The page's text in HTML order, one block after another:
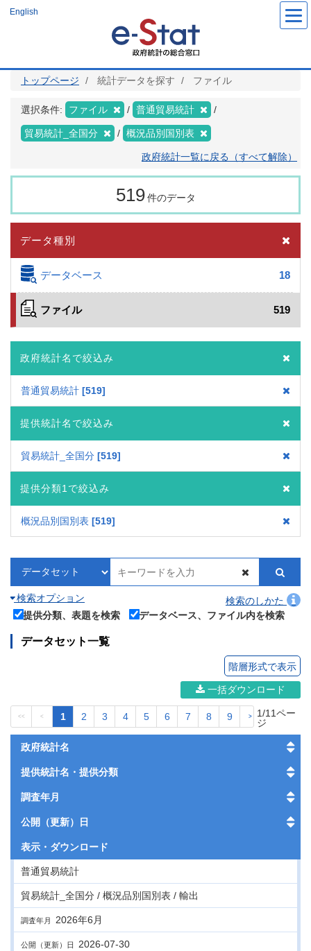
ツ
English
トップページ 統計データを探す ファイル
選択条件: ファイル 普通貿易統計
貿易統計_全国分 概況品別国別表
政府統計一覧に戻る（すべて解除）
519 件のデータ
データ種別
データベース 18
ファイル 519
政府統計名で絞込み
普通貿易統計 519
提供統計名で絞込み
貿易統計_全国分 519
提供分類1で絞込み
概況品別国別表 519
検索オプション
検索のしかた
提供分類、表題を検索
データベース、ファイル内を検索
データセット一覧
階層形式で表示
一括ダウンロード
<< < 1 2 3 4 5 6 7 8 9 > >>
1/11ペー
ジ
政府統計名
提供統計名・提供分類
調査年月
公開（更新）日
表示・ ダウンロード
普通貿易統計
貿易統計_全国分 / 概況品別国別表 / 輸出
調査年月 2026年6月
公開（更新）日 2026-07-30